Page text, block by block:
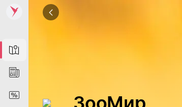
Map
News
DiscountCard